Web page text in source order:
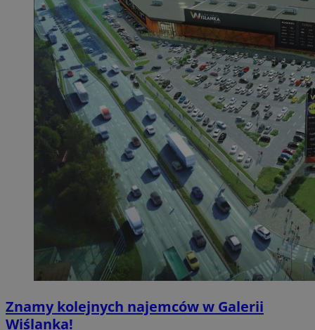
Znamy kolejnych najemców w Galerii
Wiślanka!